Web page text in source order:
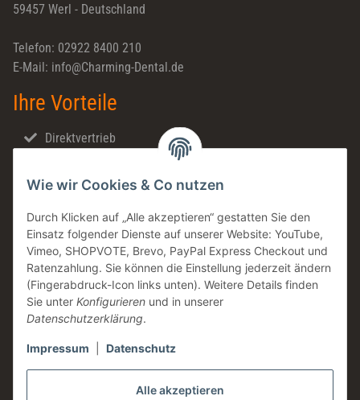
Alle akzeptieren
Wie wir Cookies & Co nutzen
Durch Klicken auf „Alle akzeptieren“ gestatten Sie den
Einsatz folgender Dienste auf unserer Website: YouTube,
Vimeo, SHOPVOTE, Brevo, PayPal Express Checkout und
Ratenzahlung. Sie können die Einstellung jederzeit ändern
(Fingerabdruck-Icon links unten). Weitere Details finden
Sie unter Konfigurieren und in unserer
Datenschutzerklärung.
Impressum Datenschutz
59457 Werl - Deutschland
Telefon: 02922 8400 210
E-Mail: info@Charming-Dental.de
Ihre Vorteile
Direktvertrieb
Made in Germany
Familienunternehmen
Zahntechnische Beratung
DE & AT Versandkostenfrei ab 200 € / netto
Informationen
Rechtliches